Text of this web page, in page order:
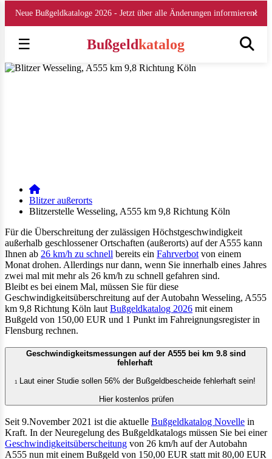
Neue Bußgeldkataloge 2026 - Jetzt über alle Änderungen informieren!
×
☰ Bußgeldkatalog
Blitzer außerorts
Blitzerstelle Wesseling, A555 km 9,8 Richtung Köln
Für die Überschreitung der zulässigen Höchstgeschwindigkeit
außerhalb geschlossener Ortschaften (außerorts) auf der A555 kann
Ihnen ab 26 km/h zu schnell bereits ein Fahrverbot von einem
Monat drohen. Allerdings nur dann, wenn Sie innerhalb eines Jahres
zwei mal mit mehr als 26 km/h zu schnell gefahren sind.
Bleibt es bei einem Mal, müssen Sie für diese
Geschwindigkeitsüberschreitung auf der Autobahn Wesseling, A555
km 9,8 Richtung Köln laut Bußgeldkatalog 2026 mit einem
Bußgeld von 150,00 EUR und 1 Punkt im Fahreignungsregister in
Flensburg rechnen.
Geschwindigkeitsmessungen auf der A555 bei km 9.8 sind
fehlerhaft
1Laut einer Studie sollen 56% der Bußgeldbescheide fehlerhaft sein!
Hier kostenlos prüfen
Seit 9.November 2021 ist die aktuelle Bußgeldkatalog Novelle in
Kraft. In der Neuregelung des Bußgeldkatalogs müssen Sie bei einer
Geschwindigkeitsüberscheitung von 26 km/h auf der Autobahn
A555 nun mit einem Bußgeld von 150,00 EUR statt mit 80,00 EUR